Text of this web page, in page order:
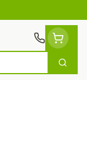
Zoek